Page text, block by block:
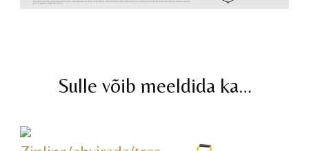
Sulle võib meeldida ka…